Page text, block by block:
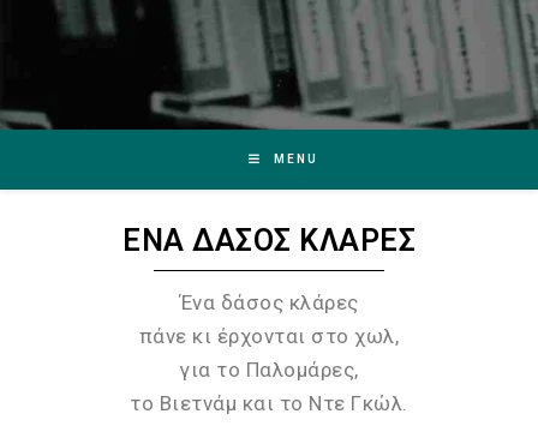
MENU
ΕΝΑ ΔΑΣΟΣ ΚΛΑΡΕΣ
Ένα δάσος κλάρες
πάνε κι έρχονται στο χωλ,
για το Παλομάρες,
το Βιετνάμ και το Ντε Γκώλ.